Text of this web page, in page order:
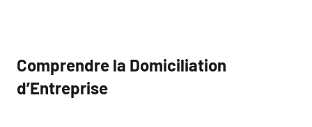
Comprendre la Domiciliation
d’Entreprise